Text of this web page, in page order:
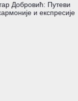
Добровић: Путеви
и експресије